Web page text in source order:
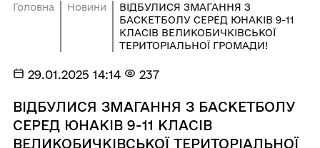
Головна Новини
ВІДБУЛИСЯ ЗМАГАННЯ З
БАСКЕТБОЛУ СЕРЕД ЮНАКІВ 9-11
КЛАСІВ ВЕЛИКОБИЧКІВСЬКОЇ
ТЕРИТОРІАЛЬНОЇ ГРОМАДИ!
29.01.2025 14:14 237
ВІДБУЛИСЯ ЗМАГАННЯ З БАСКЕТБОЛУ
СЕРЕД ЮНАКІВ 9-11 КЛАСІВ
ВЕЛИКОБИЧКІВСЬКОЇ ТЕРИТОРІАЛЬНОЇ